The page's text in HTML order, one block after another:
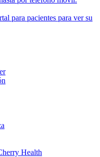
para pacientes para ver su
Health